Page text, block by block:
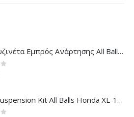
Κιτ Κουζινέτα Εμπρός Ανάρτησης All Balls Honda CBR-1100XX Blackbird
Front Suspension Kit All Balls Honda XL-1000V Varadero